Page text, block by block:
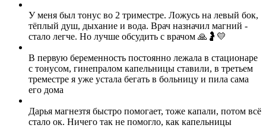
У меня был тонус во 2 триместре. Ложусь на левый бок,
тёплый душ, дыхание и вода. Врач назначил магний -
стало легче. Но лучше обсудить с врачом 🙏🤰💛
В первую беременность постоянно лежала в стационаре
с тонусом, гинепралом капельницы ставили, в третьем
треместре я уже устала бегать в больницу и пила сама
его дома
Дарья магнезтя быстро помогает, тоже капали, потом всё
стало ок. Ничего так не помогло, как капельницы